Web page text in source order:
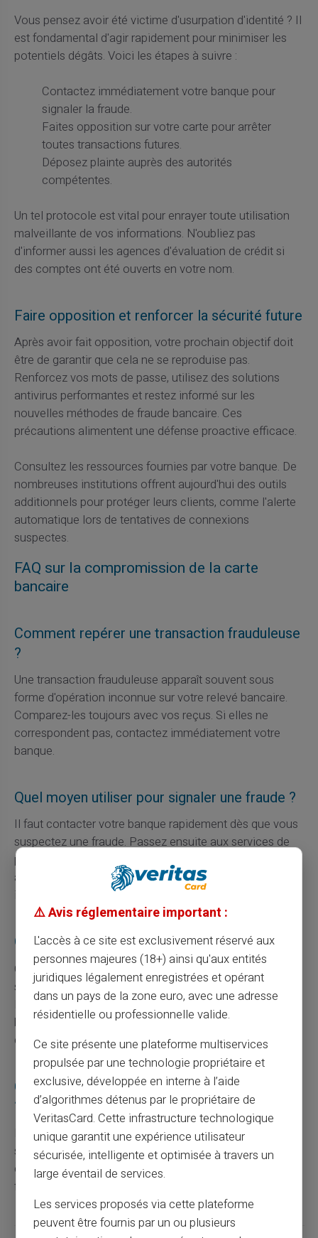
Vous pensez avoir été victime d'usurpation d'identité ? Il
est fondamental d'agir rapidement pour minimiser les
potentiels dégâts. Voici les étapes à suivre :
Contactez immédiatement votre banque pour
signaler la fraude.
Faites opposition sur votre carte pour arrêter
toutes transactions futures.
Déposez plainte auprès des autorités
compétentes.
Un tel protocole est vital pour enrayer toute utilisation
malveillante de vos informations. N'oubliez pas
d'informer aussi les agences d'évaluation de crédit si
des comptes ont été ouverts en votre nom.
Faire opposition et renforcer la sécurité future
Après avoir fait opposition, votre prochain objectif doit
être de garantir que cela ne se reproduise pas.
Renforcez vos mots de passe, utilisez des solutions
antivirus performantes et restez informé sur les
nouvelles méthodes de fraude bancaire. Ces
précautions alimentent une défense proactive efficace.
Consultez les ressources fournies par votre banque. De
nombreuses institutions offrent aujourd'hui des outils
additionnels pour protéger leurs clients, comme l'alerte
automatique lors de tentatives de connexions
suspectes.
FAQ sur la compromission de la carte
bancaire
Comment repérer une transaction frauduleuse
?
Une transaction frauduleuse apparaît souvent sous
forme d'opération inconnue sur votre relevé bancaire.
Comparez-les toujours avec vos reçus. Si elles ne
correspondent pas, contactez immédiatement votre
banque.
Quel moyen utiliser pour signaler une fraude ?
Il faut contacter votre banque rapidement dès que vous
suspectez une fraude. Passez ensuite aux services de
police pour déposer une plainte officielle. Ne négligez
aucune étape sous prétexte d'un manque de preuve
immédiate.
Que faire après avoir fait opposition ?
Changez vos identifiants de connexion pour tous les
services bancaires concernés. Investissez dans un
logiciel antivirus et consultez régulièrement votre
banque pour obtenir des mises à jour sur leur politique
de sécurité.
Comment se prémunir contre le hameçonnage
?
Restez toujours vigilant face aux e-mails et SMS
suspects demandant des informations personnelles. Ne
cliquez pas sur les liens non vérifiés. Installez bien un
filtre anti-spam pour bloquer les tentatives connues.
⚠️ Avis réglementaire important :
L'accès à ce site est exclusivement réservé aux
personnes majeures (18+) ainsi qu'aux entités
juridiques légalement enregistrées et opérant
dans un pays de la zone euro, avec une adresse
résidentielle ou professionnelle valide.
Ce site présente une plateforme multiservices
propulsée par une technologie propriétaire et
exclusive, développée en interne à l’aide
d’algorithmes détenus par le propriétaire de
VeritasCard. Cette infrastructure technologique
unique garantit une expérience utilisateur
sécurisée, intelligente et optimisée à travers un
large éventail de services.
Les services proposés via cette plateforme
peuvent être fournis par un ou plusieurs